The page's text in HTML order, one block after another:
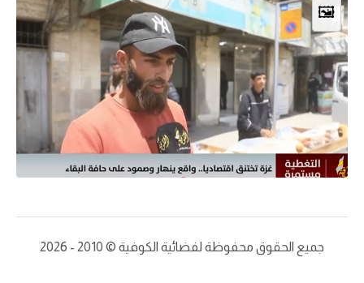
🖼️
جميع الحقوق محفوظة لفضائية الكوفية © 2010 - 2026